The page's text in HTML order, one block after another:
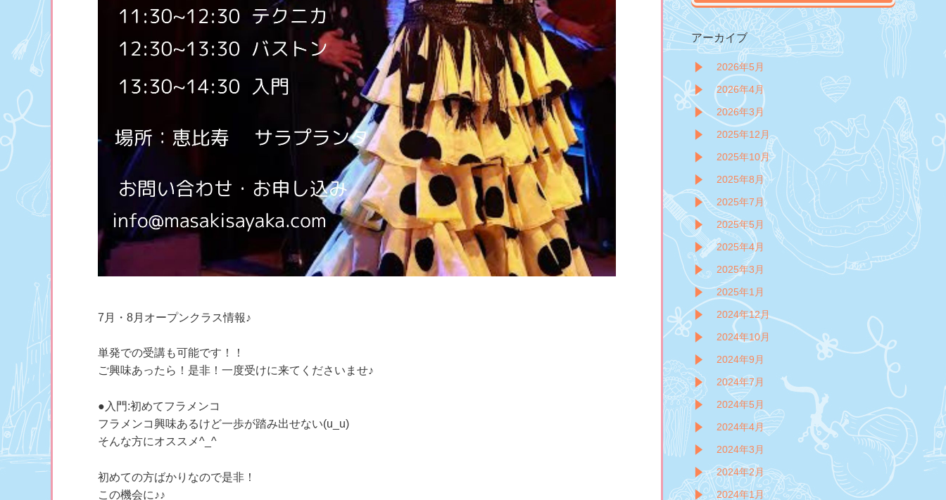
7月・8月オープンクラス情報♪
単発での受講も可能です！！
ご興味あったら！是非！一度受けに来てくださいませ♪
●入門:初めてフラメンコ
フラメンコ興味あるけど一歩が踏み出せない(u_u)
そんな方にオススメ^_^
初めての方ばかりなので是非！
この機会に♪♪
アーカイブ
2026年5月
2026年4月
2026年3月
2025年12月
2025年10月
2025年8月
2025年7月
2025年5月
2025年4月
2025年3月
2025年1月
2024年12月
2024年10月
2024年9月
2024年7月
2024年5月
2024年4月
2024年3月
2024年2月
2024年1月